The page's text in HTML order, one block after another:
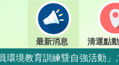
最新消息
清運點
境教育訓練曁自強活動